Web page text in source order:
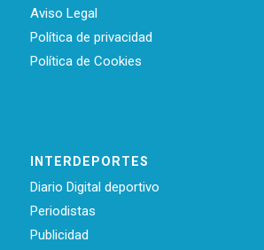
Aviso Legal
Política de privacidad
Política de Cookies
INTERDEPORTES
Diario Digital deportivo
Periodistas
Publicidad